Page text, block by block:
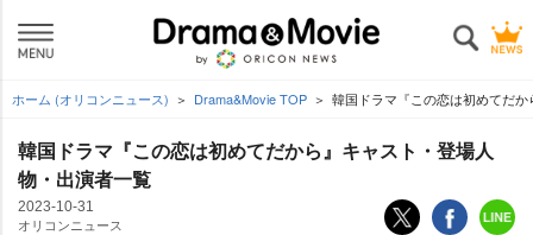
ホーム (オリコンニュース) Drama&Movie TOP 韓国ドラマ『この恋は初めてだ
韓国ドラマ『この恋は初めてだから』キャスト・登場人
物・出演者一覧
2023-10-31
オリコンニュース